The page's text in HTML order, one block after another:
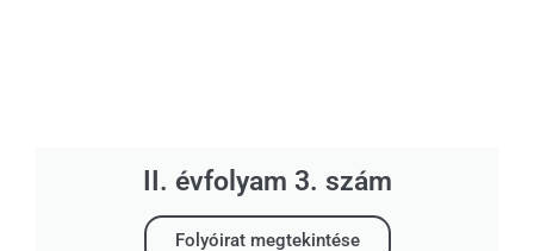
II. évfolyam 3. szám
Folyóirat megtekintése